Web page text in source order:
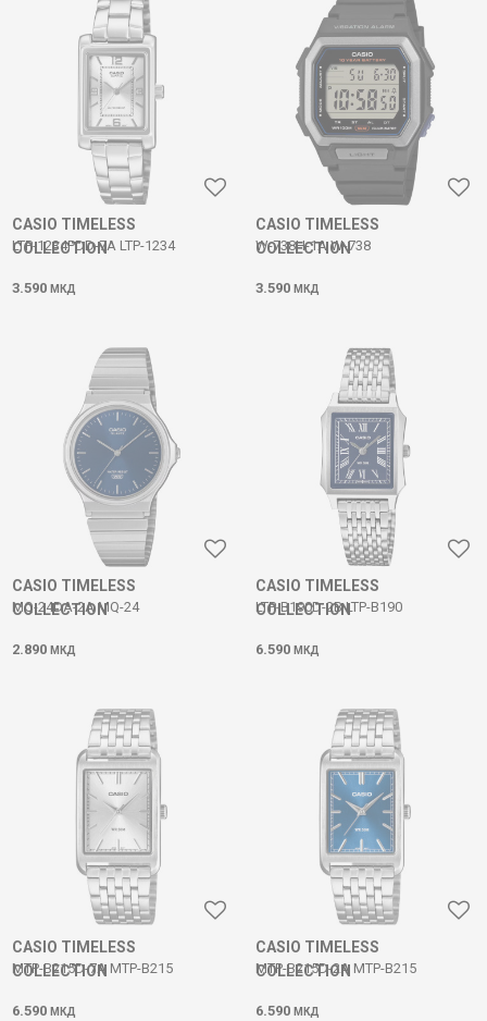
CASIO TIMELESS
COLLECTION
LTP-1234PDD-7A LTP-1234
3.590 МКД
CASIO TIMELESS
COLLECTION
W-738H-1A W-738
3.590 МКД
CASIO TIMELESS
COLLECTION
MQ-24DA-2A MQ-24
2.890 МКД
CASIO TIMELESS
COLLECTION
LTP-B190D-2B LTP-B190
6.590 МКД
CASIO TIMELESS
COLLECTION
MTP-B215D-7A MTP-B215
6.590 МКД
CASIO TIMELESS
COLLECTION
MTP-B215D-2A MTP-B215
6.590 МКД